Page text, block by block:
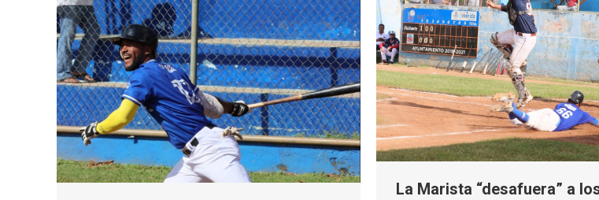
La Marista “desafuera” a